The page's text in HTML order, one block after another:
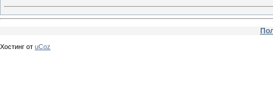
Хостинг от uCoz